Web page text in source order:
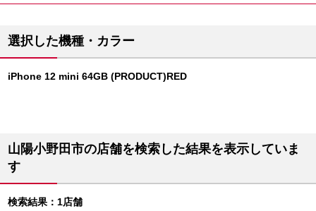
選択した機種・カラー
iPhone 12 mini 64GB (PRODUCT)RED
山陽小野田市の店舗を検索した結果を表示していま
す
検索結果：1店舗